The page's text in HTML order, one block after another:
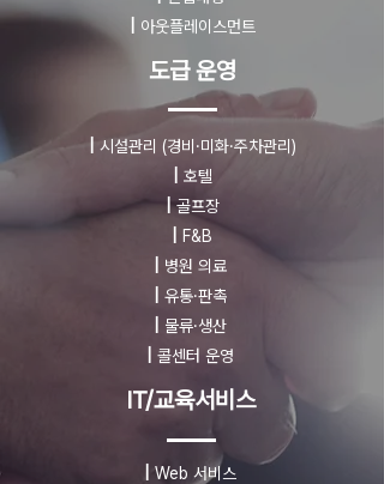
아웃플레이스먼트
도급 운영
시설관리 (경비·미화·주차관리)
호텔
|골프장
F&B
병원 의료
유통·판촉
물류·생산
콜센터 운영
IT/교육서비스
Web 서비스